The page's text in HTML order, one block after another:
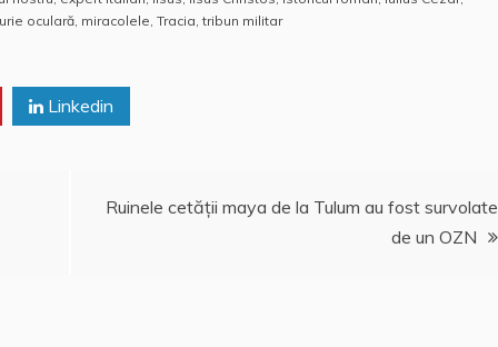
h
o
M
rt
e
a
oculară, miracolele, Tracia,tribun militar
Linkedin
Ruinele cetăţii maya de la Tulum au fost survolate
de un OZN